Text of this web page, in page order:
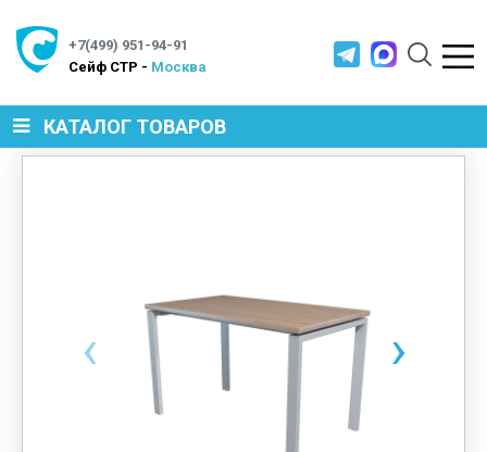
+7(499) 951-94-91
Cейф СТР - Москва
КАТАЛОГ ТОВАРОВ
МЕТАЛЛИЧЕСКИЕ СТЕЛЛАЖИ
ПРОИЗВОДСТВЕННАЯ МЕБЕЛЬ
‹ ›